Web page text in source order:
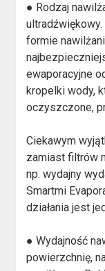
● Rodzaj
formie
ewaporacyjne
kropelki wody,
oczyszczone,
Ciekawym
zamiast filtrów
np. wydajny
Smartmi
działania jest
● Wydajność
powierzchnię,